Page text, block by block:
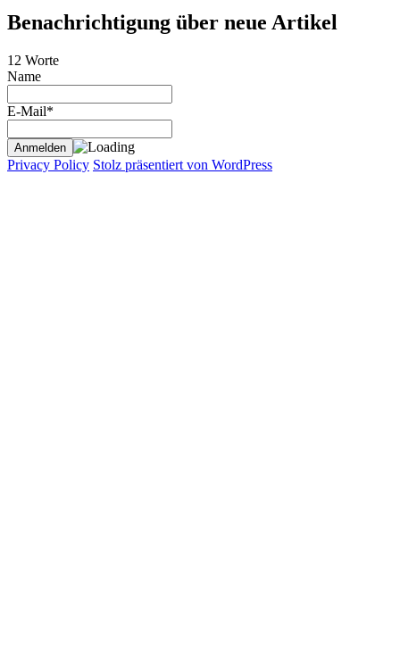
Benachrichtigung über neue Artikel
12 Worte
Name
E-Mail*
Privacy Policy Stolz präsentiert von WordPress